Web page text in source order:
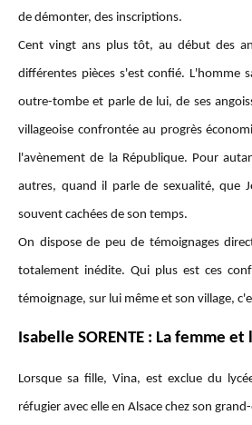
de démonter, des inscriptions.
Cent vingt ans plus tôt, au début des
différentes pièces s'est confié. L'homme
outre-tombe et parle de lui, de ses
villageoise confrontée au progrès
l'avènement de la République. Pour
autres, quand il parle de sexualité, que
souvent cachées de son temps.
On dispose de peu de témoignages
totalement inédite. Qui plus est ces
témoignage, sur lui même et son village,
Isabelle SORENTE : La femme et
Lorsque sa fille, Vina, est exclue du
réfugier avec elle en Alsace chez son